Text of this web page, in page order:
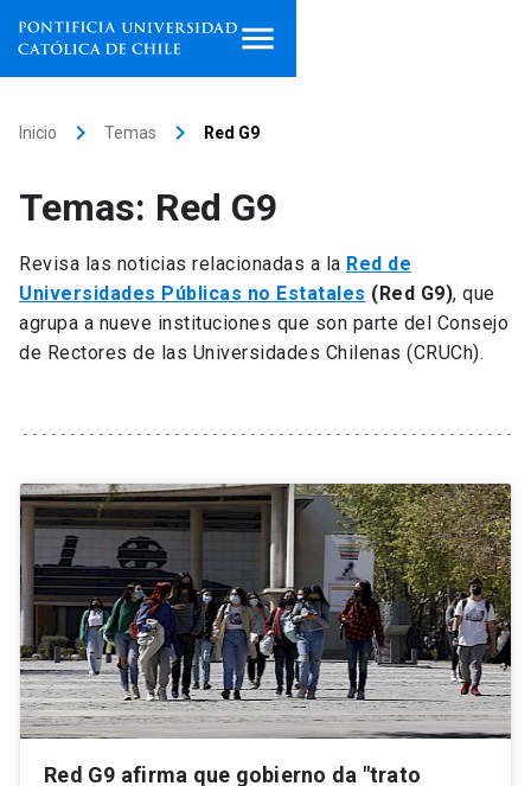
Facultades, escuelas e
institutos
Extensión
Vinculación
Universidad
Información para keyboard_arrow_down
Futuros estudiantes
Estudiantes
Go to english site launch
ACCESOS DIRECTOS
Admisión launch
Inicio keyboard_arrow_right Temas keyboard_arrow_right Red G9
Temas: Red G9
Revisa las noticias relacionadas a la Red de
Universidades Públicas no Estatales (Red G9), que
agrupa a nueve instituciones que son parte del Consejo
de Rectores de las Universidades Chilenas (CRUCh).
Red G9 afirma que gobierno da "trato